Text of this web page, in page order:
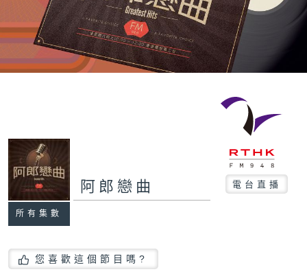
所有集數
阿郎戀曲 電台直播
您喜歡這個節目嗎?